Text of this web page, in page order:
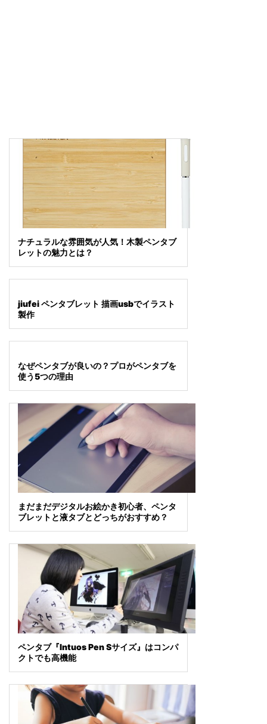
ナチュラルな雰囲気が人気！木製ペンタブ
レットの魅力とは？
jiufei ペンタブレット 描画usbでイラスト
製作
なぜペンタブが良いの？プロがペンタブを
使う5つの理由
まだまだデジタルお絵かき初心者、ペンタ
ブレットと液タブとどっちがおすすめ？
ペンタブ『Intuos Pen Sサイズ』はコンパ
クトでも高機能